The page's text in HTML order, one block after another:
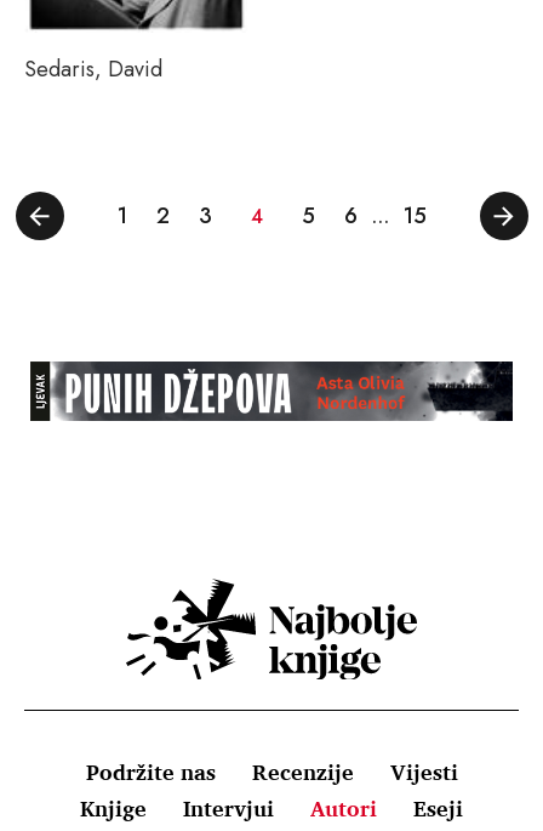
Sedaris, David
1 2 3 4 5 6 … 15
Podržite nas Recenzije
Vijesti
Knjige
Intervjui Autori
Eseji